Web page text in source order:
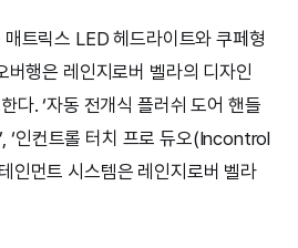
트릭스 LED 헤드라이트와 쿠페형
버행은 레인지로버 벨라의 디자인
다. ‘자동 전개식 플러쉬 도어 핸들
‘인컨트롤 터치 프로 듀오(Incontrol
인먼트 시스템은 레인지로버 벨라